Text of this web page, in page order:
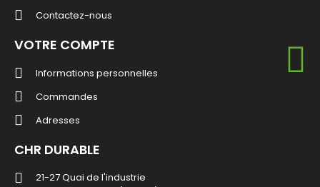
Contactez-nous
VOTRE COMPTE
Informations personnelles
Commandes
Adresses
CHR DURABLE
21-27 Quai de l'industrie